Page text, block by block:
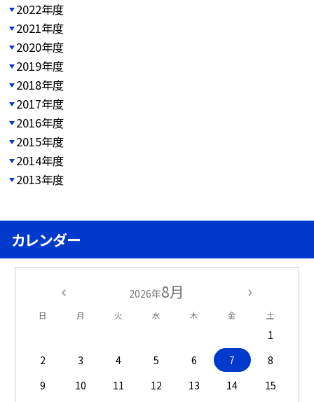
2022年度
2021年度
2020年度
2019年度
2018年度
2017年度
2016年度
2015年度
2014年度
2013年度
カレンダー
2026年8月
日 月 火 水 木 金 土
1
2
3 4 5 6 7
8
9
10 11 12 13 14
15